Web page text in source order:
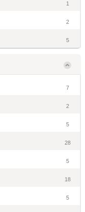
1
2
5
7
2
5
28
5
18
5